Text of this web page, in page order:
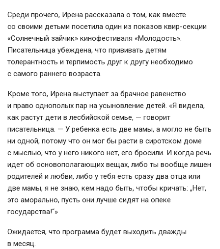
Среди прочего, Ирена рассказала о том, как вместе
со своими детьми посетила один из показов квир-секции
«Солнечный зайчик» кинофестиваля «Молодость».
Писательница убеждена, что прививать детям
толерантность и терпимость друг к другу необходимо
с самого раннего возраста.
Кроме того, Ирена выступает за брачное равенство
и право однополых пар на усыновление детей. «Я видела,
как растут дети в лесбийской семье, — говорит
писательница. — У ребенка есть две мамы, а могло не быть
ни одной, потому что он мог бы расти в сиротском доме
с мыслью, что у него никого нет, его бросили. И когда речь
идет об основополагающих вещах, либо ты вообще лишен
родителей и любви, либо у тебя есть сразу два отца или
две мамы, я не знаю, кем надо быть, чтобы кричать: „Нет,
это аморально, пусть они лучше сидят на опеке
государства!“»
Ожидается, что программа будет выходить дважды
в месяц.